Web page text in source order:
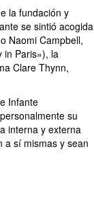
la fundación y
se sintió acogida
Naomi Campbell,
in Paris»), la
Clare Thynn,
Infante
su
interna y externa
a sí mismas y sean